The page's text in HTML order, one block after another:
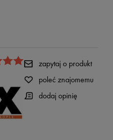
zapytaj o produkt
poleć znajomemu
dodaj opinię